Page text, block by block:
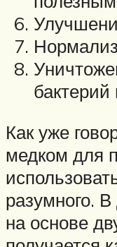
бактерий
Как уже
медком для
разумного.
на основе